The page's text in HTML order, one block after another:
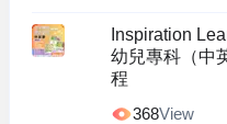
Inspiration
幼兒專科（中
程
368View